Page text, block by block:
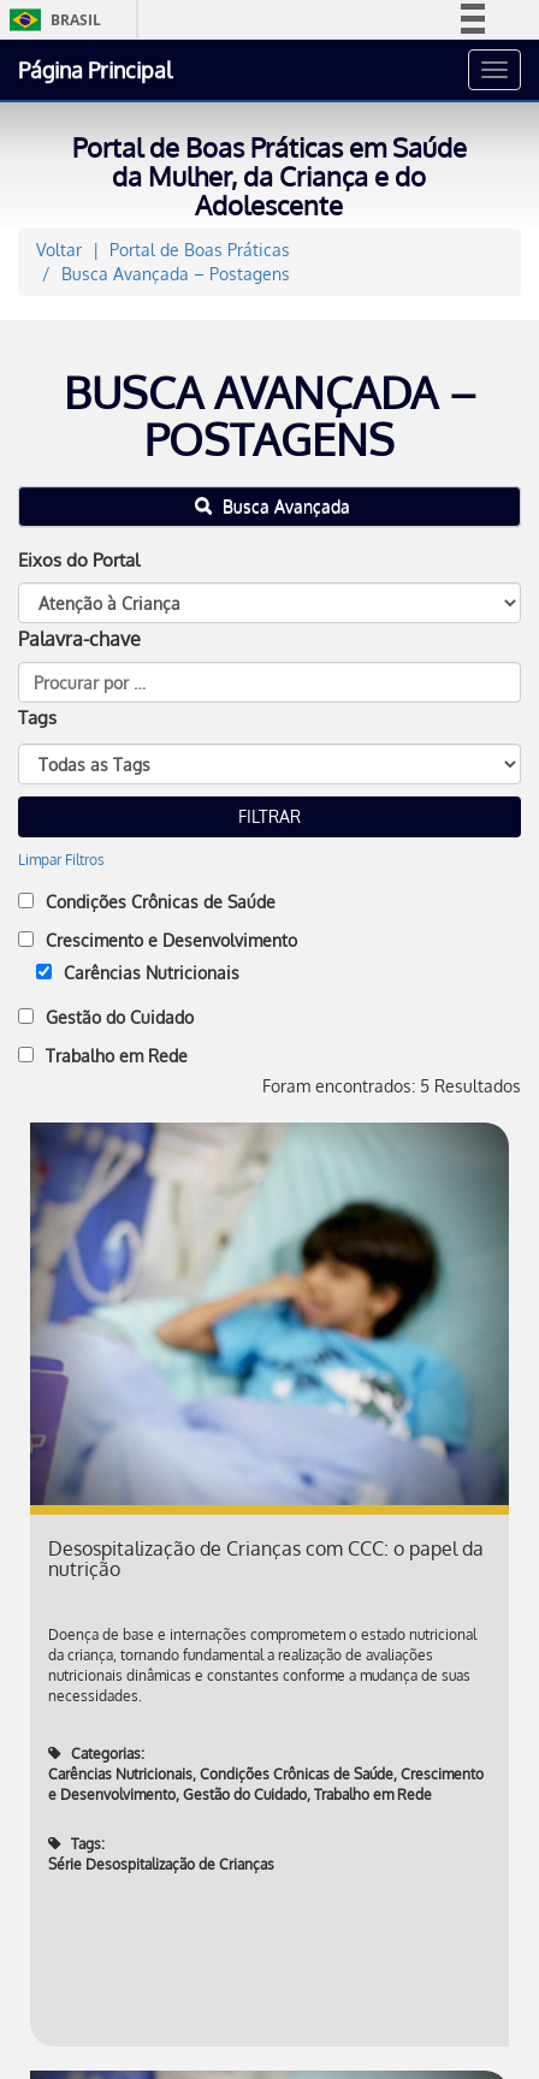
BRASIL
Acesso à informação
Página Principal
Portal de Boas Práticas em Saúde
da Mulher, da Criança e do
Adolescente
Voltar
Portal de Boas Práticas
Busca Avançada – Postagens
BUSCA AVANÇADA –
POSTAGENS
Busca Avançada
Eixos do Portal
Palavra-chave
Tags
Limpar Filtros
Condições Crônicas de Saúde
Crescimento e Desenvolvimento
Carências Nutricionais
Gestão do Cuidado
Trabalho em Rede
Foram encontrados: 5 Resultados
Desospitalização de Crianças com CCC: o papel da
nutrição
Doença de base e internações comprometem o estado nutricional
da criança, tornando fundamental a realização de avaliações
nutricionais dinâmicas e constantes conforme a mudança de suas
necessidades.
Categorias:
Carências Nutricionais, Condições Crônicas de Saúde, Crescimento
e Desenvolvimento, Gestão do Cuidado, Trabalho em Rede
Tags:
Série Desospitalização de Crianças